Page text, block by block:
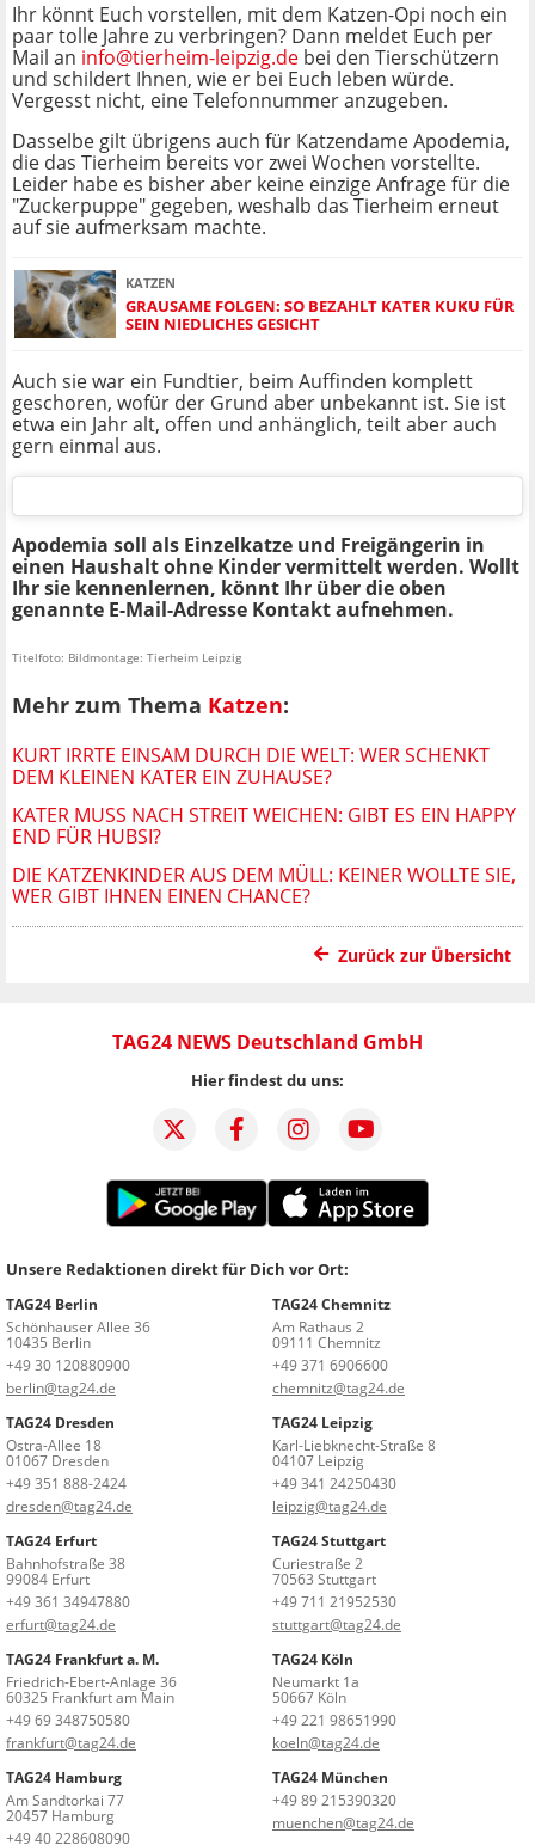
Ihr könnt Euch vorstellen, mit dem Katzen-Opi noch ein
paar tolle Jahre zu verbringen? Dann meldet Euch per
Mail an info@tierheim-leipzig.de bei den Tierschützern
und schildert Ihnen, wie er bei Euch leben würde.
Vergesst nicht, eine Telefonnummer anzugeben.
Dasselbe gilt übrigens auch für Katzendame Apodemia,
die das Tierheim bereits vor zwei Wochen vorstellte.
Leider habe es bisher aber keine einzige Anfrage für die
"Zuckerpuppe" gegeben, weshalb das Tierheim erneut
auf sie aufmerksam machte.
KATZEN
GRAUSAME FOLGEN: SO BEZAHLT KATER KUKU FÜR
SEIN NIEDLICHES GESICHT
Auch sie war ein Fundtier, beim Auffinden komplett
geschoren, wofür der Grund aber unbekannt ist. Sie ist
etwa ein Jahr alt, offen und anhänglich, teilt aber auch
gern einmal aus.
Apodemia soll als Einzelkatze und Freigängerin in
einen Haushalt ohne Kinder vermittelt werden. Wollt
Ihr sie kennenlernen, könnt Ihr über die oben
genannte E-Mail-Adresse Kontakt aufnehmen.
Titelfoto: Bildmontage: Tierheim Leipzig
Mehr zum Thema Katzen:
KURT IRRTE EINSAM DURCH DIE WELT: WER SCHENKT
DEM KLEINEN KATER EIN ZUHAUSE?
KATER MUSS NACH STREIT WEICHEN: GIBT ES EIN HAPPY
END FÜR HUBSI?
DIE KATZENKINDER AUS DEM MÜLL: KEINER WOLLTE SIE,
WER GIBT IHNEN EINEN CHANCE?
Zurück zur Übersicht
TAG24 NEWS Deutschland GmbH
Hier findest du uns:
Unsere Redaktionen direkt für Dich vor Ort:
TAG24 Berlin
Schönhauser Allee 36
10435 Berlin
+49 30 120880900
berlin@tag24.de
TAG24 Chemnitz
Am Rathaus 2
09111 Chemnitz
+49 371 6906600
chemnitz@tag24.de
TAG24 Dresden
Ostra-Allee 18
01067 Dresden
+49 351 888-2424
dresden@tag24.de
TAG24 Leipzig
Karl-Liebknecht-Straße 8
04107 Leipzig
+49 341 24250430
leipzig@tag24.de
TAG24 Erfurt
Bahnhofstraße 38
99084 Erfurt
+49 361 34947880
erfurt@tag24.de
TAG24 Stuttgart
Curiestraße 2
70563 Stuttgart
+49 711 21952530
stuttgart@tag24.de
TAG24 Frankfurt a. M.
Friedrich-Ebert-Anlage 36
60325 Frankfurt am Main
+49 69 348750580
frankfurt@tag24.de
TAG24 Köln
Neumarkt 1a
50667 Köln
+49 221 98651990
koeln@tag24.de
TAG24 Hamburg
Am Sandtorkai 77
20457 Hamburg
+49 40 228608090
TAG24 München
+49 89 215390320
muenchen@tag24.de